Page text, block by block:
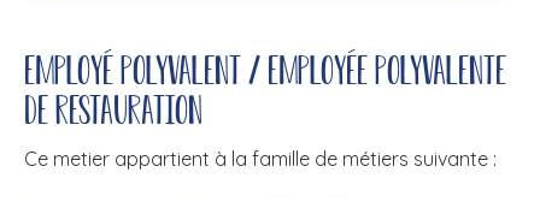
Employé polyvalent / Employée polyvalente
de restauration
Ce metier appartient à la famille de métiers suivante :